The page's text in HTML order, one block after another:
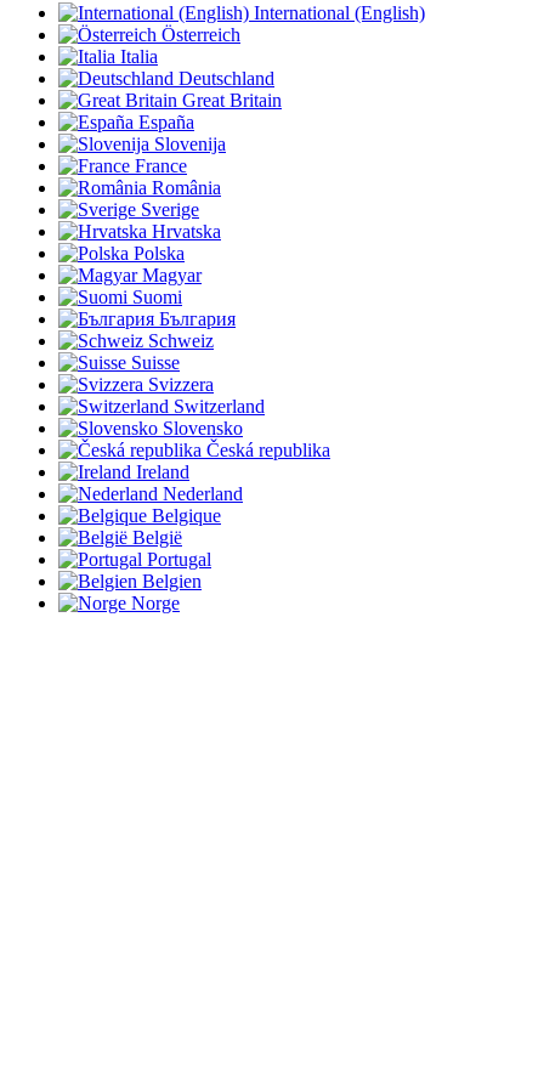
International (English)
Österreich
Italia
Deutschland
Great Britain
España
Slovenija
France
România
Sverige
Hrvatska
Polska
Magyar
Suomi
България
Schweiz
Suisse
Svizzera
Switzerland
Slovensko
Česká republika
Ireland
Nederland
Belgique
België
Portugal
Belgien
Norge